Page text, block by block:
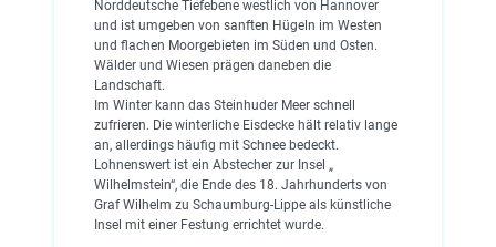
Norddeutsche Tiefebene westlich von Hannover
und ist umgeben von sanften Hügeln im Westen
und flachen Moorgebieten im Süden und Osten.
Wälder und Wiesen prägen daneben die
Landschaft.
Im Winter kann das Steinhuder Meer schnell
zufrieren. Die winterliche Eisdecke hält relativ lange
an, allerdings häufig mit Schnee bedeckt.
Lohnenswert ist ein Abstecher zur Insel „
Wilhelmstein“, die Ende des 18. Jahrhunderts von
Graf Wilhelm zu Schaumburg-Lippe als künstliche
Insel mit einer Festung errichtet wurde.